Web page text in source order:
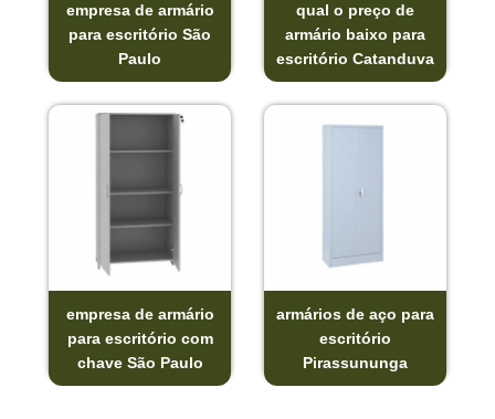
empresa de armário
para escritório São
Paulo
qual o preço de
armário baixo para
escritório Catanduva
empresa de armário
para escritório com
chave São Paulo
armários de aço para
escritório
Pirassununga